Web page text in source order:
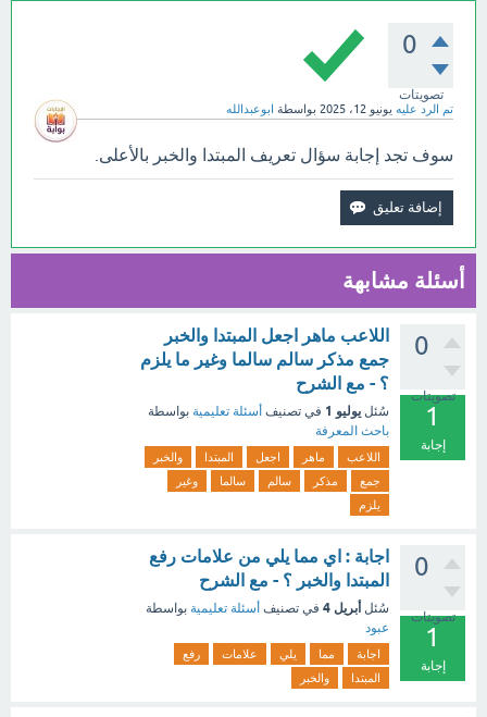
0
تصويتات
تم الرد عليه يونيو 12، 2025 بواسطة ابوعبدالله
سوف تجد إجابة سؤال تعريف المبتدا والخبر بالأعلى.
أسئلة مشابهة
0
تصويتات
1
إجابة
اللاعب ماهر اجعل المبتدا والخبر
جمع مذكر سالم سالما وغير ما يلزم
؟ - مع الشرح
سُئل يوليو 1 في تصنيف أسئلة تعليمية بواسطة
باحث المعرفة
اللاعب ماهر اجعل المبتدا
والخبر
جمع
مذكر سالم سالما
وغير
يلزم
0
تصويتات
1
إجابة
اجابة : اي مما يلي من علامات رفع
المبتدا والخبر ؟ - مع الشرح
سُئل أبريل 4 في تصنيف أسئلة تعليمية بواسطة
عبود
اجابة مما يلي علامات
رفع
المبتدا
والخبر